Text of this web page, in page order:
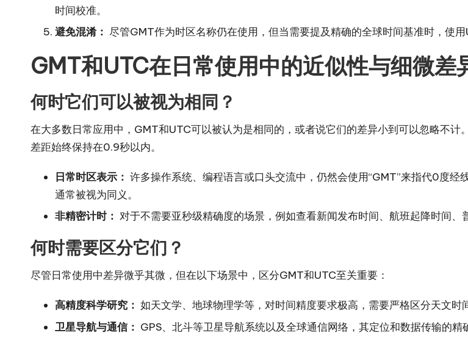
时间校准。
避免混淆： 尽管GMT作为时区名称仍在使用，但当需要提及精确的全球时间基准时，使
GMT和UTC在日常使用中的近似性与细微差
何时它们可以被视为相同？
在大多数日常应用中，GMT和UTC可以被认为是相同的，或者说它们的差异小到可以忽略不
差距始终保持在0.9秒以内。
日常时区表示： 许多操作系统、编程语言或口头交流中，仍然会使用“GMT”来指代0度
通常被视为同义。
非精密计时： 对于不需要亚秒级精确度的场景，例如查看新闻发布时间、航班起降时间
何时需要区分它们？
尽管日常使用中差异微乎其微，但在以下场景中，区分GMT和UTC至关重要：
高精度科学研究： 如天文学、地球物理学等，对时间精度要求极高，需要严格区分天文时
卫星导航与通信： GPS、北斗等卫星导航系统以及全球通信网络，其定位和数据传输的精